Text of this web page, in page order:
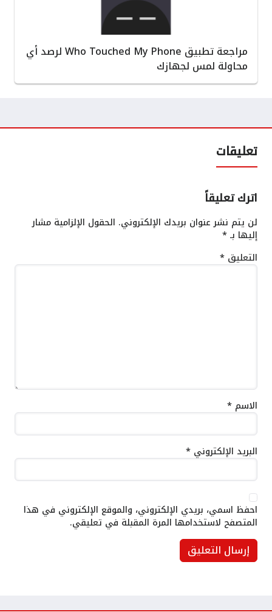
مراجعة تطبيق Who Touched My Phone لرصد أي
محاولة لمس لجهازك
تعليقات
اترك تعليقاً
لن يتم نشر عنوان بريدك الإلكتروني. الحقول الإلزامية مشار
إليها بـ*
التعليق *
الاسم *
البريد الإلكتروني *
احفظ اسمي، بريدي الإلكتروني، والموقع الإلكتروني في هذا
المتصفح لاستخدامها المرة المقبلة في تعليقي.